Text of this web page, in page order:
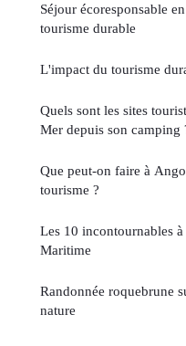
Séjour écoresponsable
tourisme durable
L'impact du tourisme
Quels sont les sites
Mer depuis son camping
Que peut-on faire à
tourisme ?
Les 10 incontournables
Maritime
Randonnée roquebrune
nature